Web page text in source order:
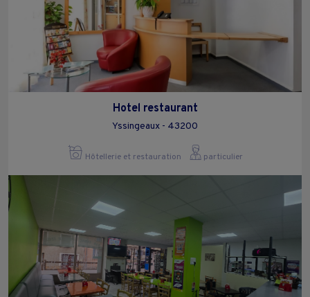
Hotel restaurant
Yssingeaux - 43200
Hôtellerie et restauration particulier